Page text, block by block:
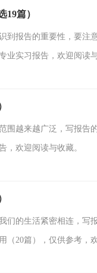
19篇）
到报告的重要性，要
专业实习报告，欢
xx钢铁有限责任公
围越来越广泛，写报告
告，欢迎阅读与收藏
到的截然不同，这里有
们的生活紧密相连，
用（20篇），仅供参
训科目：成本会计